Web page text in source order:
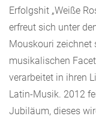
Erfolgshit „Weiße
erfreut sich unter
Mouskouri zeichnet
musikalischen
verarbeitet in ihren
Latin-Musik. 2012
Jubiläum, dieses